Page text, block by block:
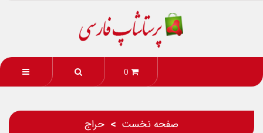
0
صفحه نخست حراج